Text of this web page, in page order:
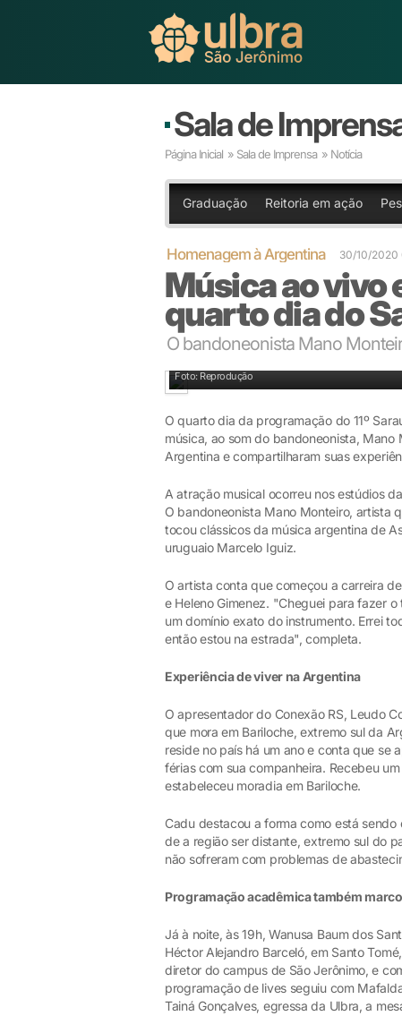
Sala de
Página Inicial » Sala de Imprensa » Notícia
Graduação Reitoria em ação
Homenagem à Argentina 30/10/2020
Música ao vivo
quarto dia do
O bandoneonista Mano
Foto: Reprodução
O quarto dia da programação do 11º
música, ao som do bandoneonista,
Argentina e compartilharam suas
A atração musical ocorreu nos estúdios
O bandoneonista Mano Monteiro, artista
tocou clássicos da música argentina de
uruguaio Marcelo Iguiz.
O artista conta que começou a carreira
e Heleno Gimenez. "Cheguei para fazer
um domínio exato do instrumento. Errei
então estou na estrada", completa.
Experiência de viver na Argentina
O apresentador do Conexão RS, Leudo
que mora em Bariloche, extremo sul da
reside no país há um ano e conta que se
férias com sua companheira. Recebeu
estabeleceu moradia em Bariloche.
Cadu destacou a forma como está
de a região ser distante, extremo sul do
não sofreram com problemas de
Programação acadêmica também
Já à noite, às 19h, Wanusa Baum dos
Héctor Alejandro Barceló, em Santo
diretor do campus de São Jerônimo, e
programação de lives seguiu com
Tainá Gonçalves, egressa da Ulbra, a